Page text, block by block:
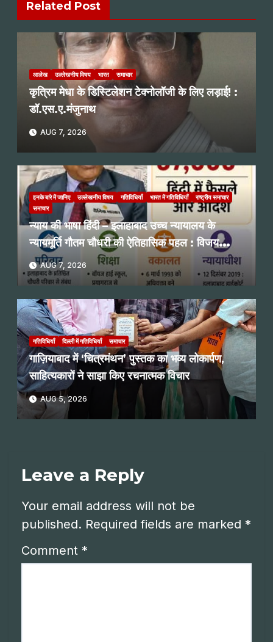
Related Post
आलेख उल्लेखनीय विषय भारत समाचार
कृत्रिम मेधा के डिस्टिलेशन टेक्नोलॉजी के लिए लड़ाई! :
डॉ.एस.ए.मंजुनाथ
AUG 7, 2026
इनके बारे में जानिए उल्लेखनीय विषय गतिविधियाँ भारत में गतिविधियाँ
राष्ट्रीय समाचार
समाचार
न्याय की भाषा हिंदी – इलाहाबाद उच्च न्यायालय के
न्यायमूर्ति गौतम चौधरी की ऐतिहासिक पहल : विजय
प्रभाकर नगरकर
AUG 7, 2026
गतिविधियाँ दिल्ली में गतिविधियाँ समाचार
गाज़ियाबाद में ‘चित्रमंथन’ पुस्तक का भव्य लोकार्पण,
साहित्यकारों ने साझा किए रचनात्मक विचार
AUG 5, 2026
Leave a Reply
Your email address will not be
published. Required fields are marked *
Comment *